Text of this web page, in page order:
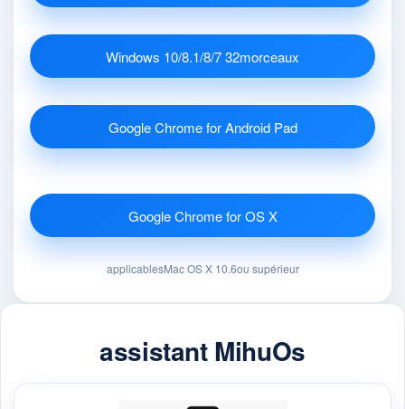
Windows 10/8.1/8/7 32morceaux
Google Chrome for Android Pad
Google Chrome for OS X
applicablesMac OS X 10.6ou supérieur
assistant MihuOs